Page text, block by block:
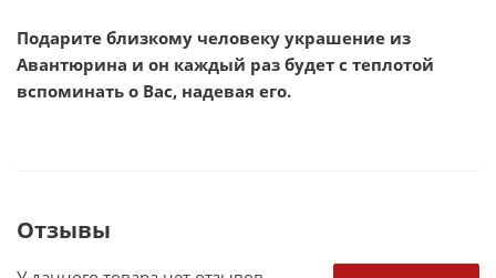
Подарите близкому человеку украшение из
Авантюрина и он каждый раз будет с теплотой
вспоминать о Вас, надевая его.
Отзывы